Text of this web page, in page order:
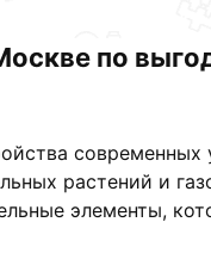
по
растений и
элементы,